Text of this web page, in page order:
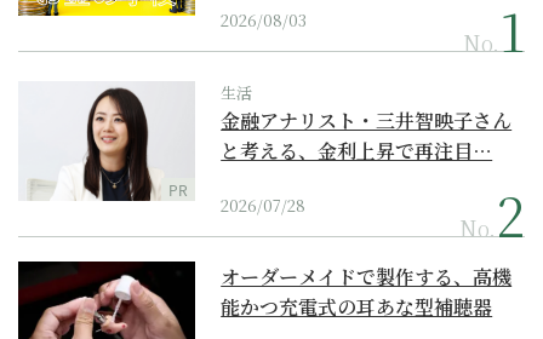
2026/08/03
No.
PR
生活
金融アナリスト・三井智映子さん
と考える、金利上昇で再注目…
2026/07/28
No.
オーダーメイドで製作する、高機
能かつ充電式の耳あな型補聴器